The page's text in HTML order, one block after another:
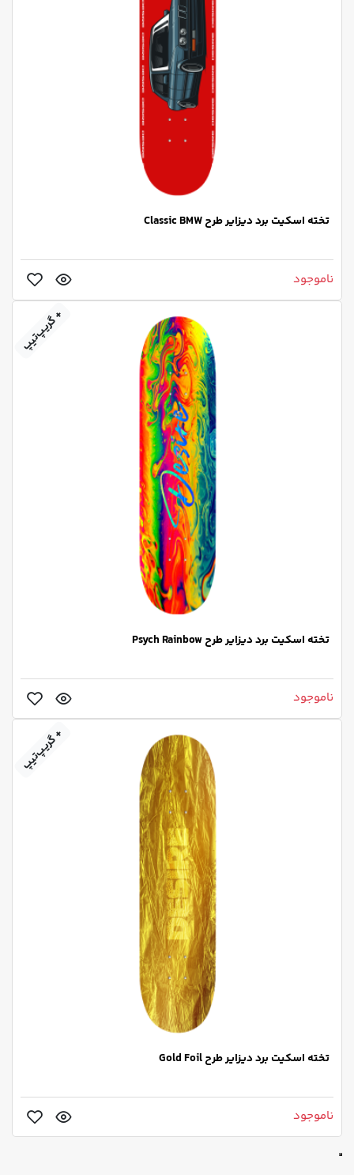
تخته اسکیت برد دیزایر طرح Classic BMW
ناموجود
تخته اسکیت برد دیزایر طرح Psych Rainbow
ناموجود
+ گریپ‌تیپ
تخته اسکیت برد دیزایر طرح Gold Foil
ناموجود
+ گریپ‌تیپ